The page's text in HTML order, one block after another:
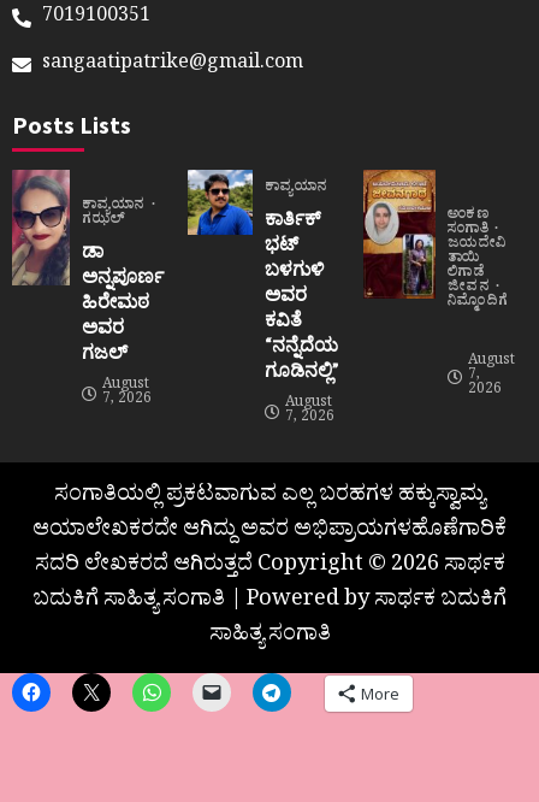
7019100351
sangaatipatrike@gmail.com
Posts Lists
ಕಾವ್ಯಯಾನ
ಗಝಲ್
ಡಾ
ಅನ್ನಪೂರ್ಣ
ಹಿರೇಮಠ
ಅವರ
ಗಜಲ್
August
7, 2026
ಕಾವ್ಯಯಾನ
ಕಾರ್ತಿಕ್
ಭಟ್
ಬಳಗುಳಿ
ಅವರ
ಕವಿತೆ
“ನನ್ನೆದೆಯ
ಗೂಡಿನಲ್ಲಿ”
August
7, 2026
ಅಂಕಣ
ಸಂಗಾತಿ
ಜಯದೇವಿ
ತಾಯಿ
ಲಿಗಾಡೆ
ಜೀವನ
ನಿಮ್ಮೊಂದಿಗೆ
August
7,
2026
ಸಂಗಾತಿಯಲ್ಲಿ ಪ್ರಕಟವಾಗುವ ಎಲ್ಲ ಬರಹಗಳ ಹಕ್ಕುಸ್ವಾಮ್ಯ
ಆಯಾಲೇಖಕರದೇ ಆಗಿದ್ದು ಅವರ ಅಭಿಪ್ರಾಯಗಳಹೊಣೆಗಾರಿಕೆ
ಸದರಿ ಲೇಖಕರದೆ ಆಗಿರುತ್ತದೆ Copyright © 2026 ಸಾರ್ಥಕ
ಬದುಕಿಗೆ ಸಾಹಿತ್ಯ ಸಂಗಾತಿ | Powered by ಸಾರ್ಥಕ ಬದುಕಿಗೆ
ಸಾಹಿತ್ಯ ಸಂಗಾತಿ
More